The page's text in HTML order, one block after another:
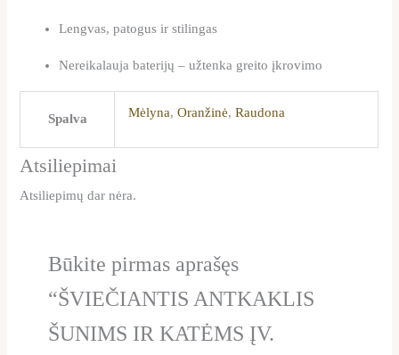
Lengvas, patogus ir stilingas
Nereikalauja baterijų – užtenka greito įkrovimo
Spalva Mėlyna,Oranžinė,Raudona
Atsiliepimai
Atsiliepimų dar nėra.
Būkite pirmas aprašęs
“ŠVIEČIANTIS ANTKAKLIS
ŠUNIMS IR KATĖMS ĮV.